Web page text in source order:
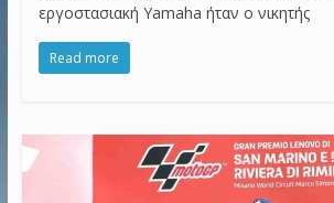
εργοστασιακή Yamaha ήταν ο νικητής
Read more